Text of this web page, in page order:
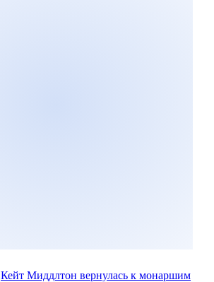
Кейт Миддлтон вернулась к монаршим